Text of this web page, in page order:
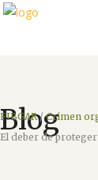
Blog
FIBGAR/Crimen
El deber de